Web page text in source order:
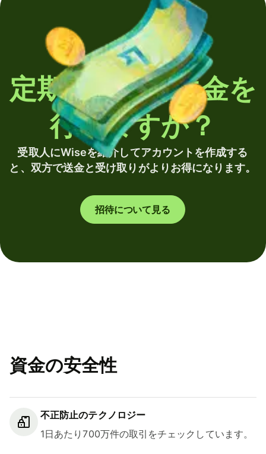
定期的に海外送金を
行いますか？
受取人にWiseを紹介してアカウントを作成する
と、双方で送金と受け取りがよりお得になります。
招待について見る
資金の安全性
不正防止のテクノロジー
1日あたり700万件の取引をチェックしています。